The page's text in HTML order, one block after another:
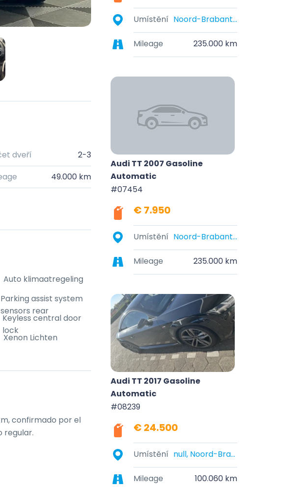
dveří
2-3
49.000 km
Auto klimaatregeling
Parking assist system
sensors rear
Keyless central door
lock
Xenon Lichten
confirmado por el
regular.
Umístění Noord-Brabant, Nederland
Mileage 235.000 km
Audi TT 2007 Gasoline
Automatic
#07454
€ 7.950
Umístění Noord-Brabant, Nederland
Mileage 235.000 km
Audi TT 2017 Gasoline
Automatic
#08239
€ 24.500
Umístění null, Noord-Brabant, Nederland
Mileage 100.060 km